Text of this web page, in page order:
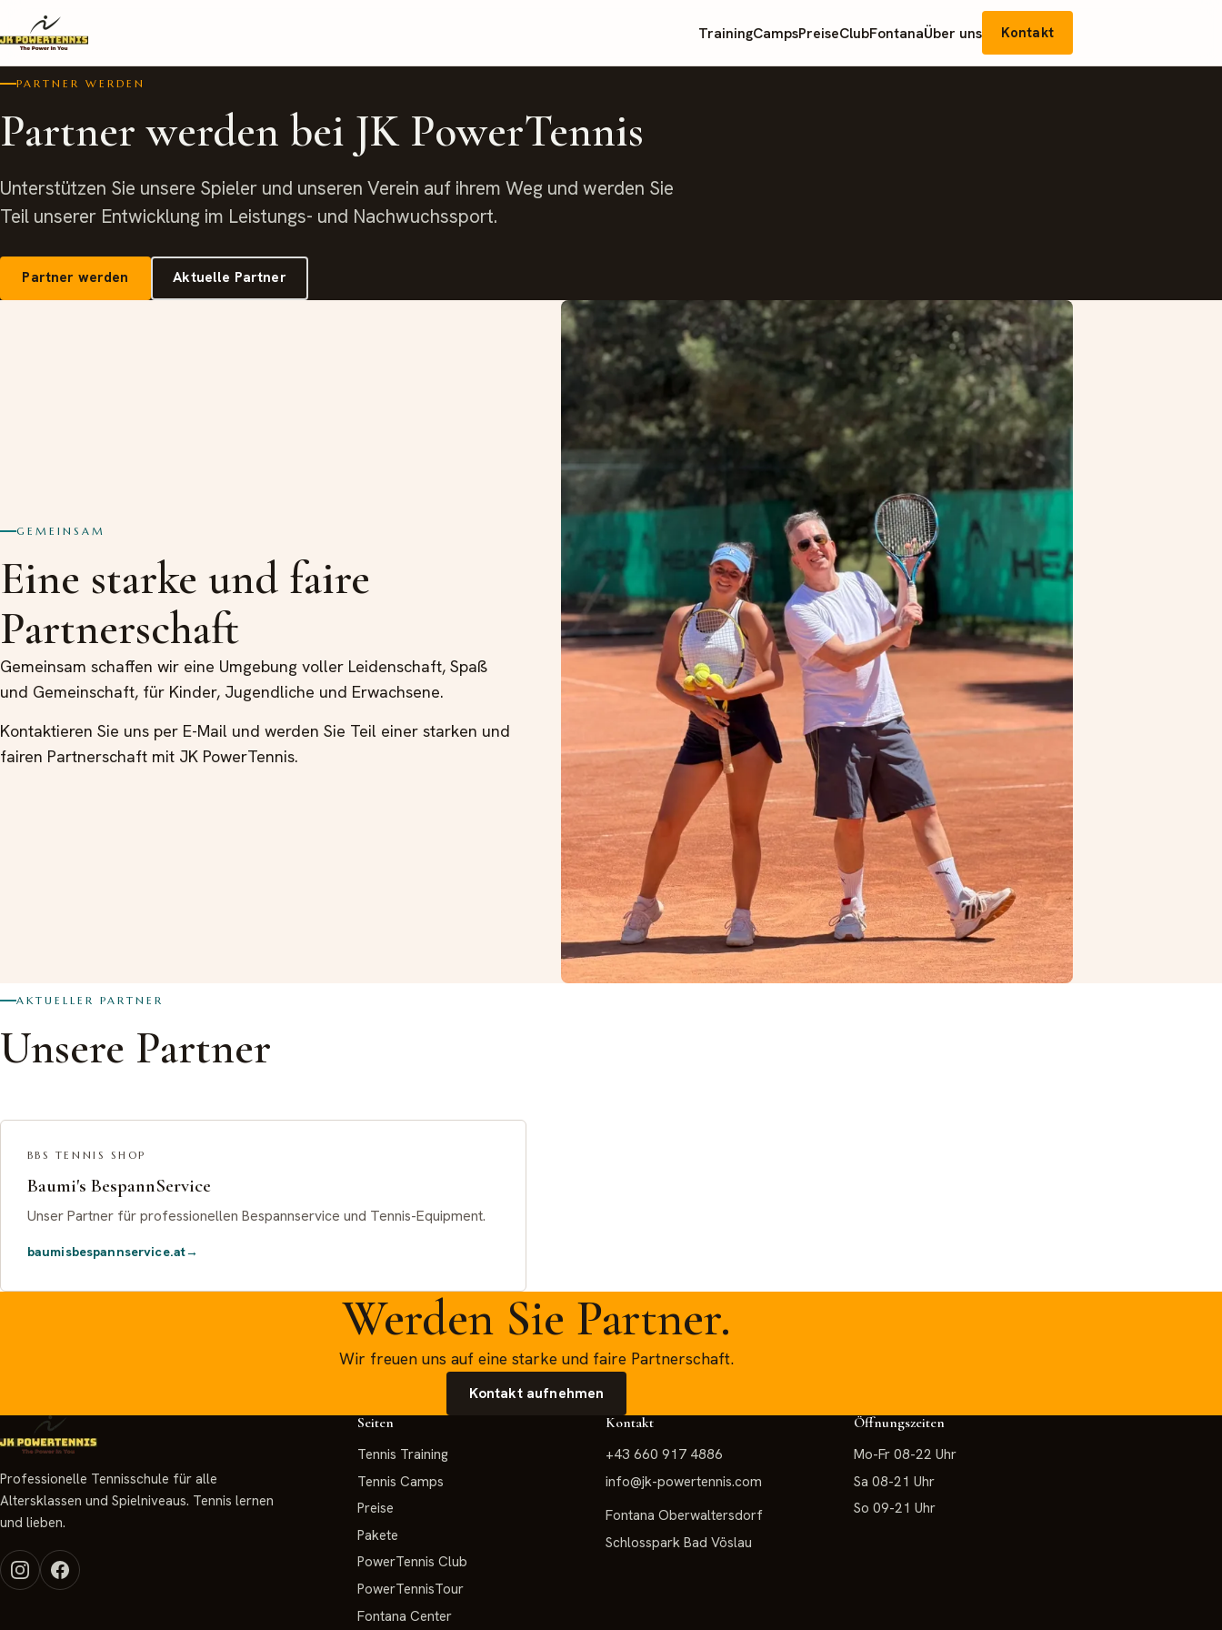
TrainingCampsPreiseClubFontanaÜber uns Kontakt
PARTNER WERDEN
Partner werden bei JK PowerTennis
Unterstützen Sie unsere Spieler und unseren Verein auf ihrem Weg und werden Sie
Teil unserer Entwicklung im Leistungs- und Nachwuchssport.
Partner werden Aktuelle Partner
GEMEINSAM
Eine starke und faire
Partnerschaft
Gemeinsam schaffen wir eine Umgebung voller Leidenschaft, Spaß
und Gemeinschaft, für Kinder, Jugendliche und Erwachsene.
Kontaktieren Sie uns per E-Mail und werden Sie Teil einer starken und
fairen Partnerschaft mit JK PowerTennis.
AKTUELLER PARTNER
Unsere Partner
BBS TENNIS SHOP
Baumi's BespannService
Unser Partner für professionellen Bespannservice und Tennis-Equipment.
baumisbespannservice.at
Werden Sie Partner.
Wir freuen uns auf eine starke und faire Partnerschaft.
Kontakt aufnehmen
Professionelle Tennisschule für alle
Altersklassen und Spielniveaus. Tennis lernen
und lieben.
Seiten
Tennis Training
Tennis Camps
Preise
Pakete
PowerTennis Club
PowerTennisTour
Fontana Center
Kontakt
+43 660 917 4886
info@jk-powertennis.com
Fontana Oberwaltersdorf
Schlosspark Bad Vöslau
Öffnungszeiten
Mo-Fr 08-22 Uhr
Sa 08-21 Uhr
So 09-21 Uhr